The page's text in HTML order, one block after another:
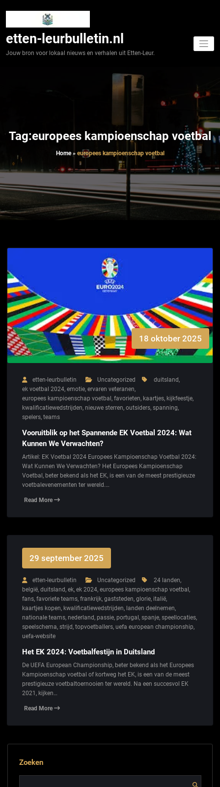
etten-leurbulletin.nl
Jouw bron voor lokaal nieuws en verhalen uit Etten-Leur.
Tag:europees kampioenschap voetbal
Home» europees kampioenschap voetbal
18 oktober 2025
etten-leurbulletin Uncategorized duitsland,
ek voetbal 2024, emotie, ervaren veteranen,
europees kampioenschap voetbal , favorieten, kaartjes, kijkfeestje,
kwalificatiewedstrijden, nieuwe sterren, outsiders, spanning,
spelers, teams
Vooruitblik op het Spannende EK Voetbal 2024: Wat
Kunnen We Verwachten?
Artikel: EK Voetbal 2024 Europees Kampioenschap Voetbal 2024:
Wat Kunnen We Verwachten? Het Europees Kampioenschap
Voetbal, beter bekend als het EK, is een van de meest prestigieuze
voetbalevenementen ter wereld.…
Read More
29 september 2025
etten-leurbulletin Uncategorized 24 landen,
belgië, duitsland, ek, ek 2024, europees kampioenschap voetbal ,
fans, favoriete teams, frankrijk, gaststeden, glorie, italië,
kaartjes kopen, kwalificatiewedstrijden, landen deelnemen,
nationale teams, nederland, passie, portugal , spanje, speellocaties,
speelschema, strijd, topvoetballers, uefa european championship,
uefa-website
Het EK 2024: Voetbalfestijn in Duitsland
De UEFA European Championship, beter bekend als het Europees
Kampioenschap voetbal of kortweg het EK, is een van de meest
prestigieuze voetbaltoernooien ter wereld. Na een succesvol EK
2021, kijken…
Read More
Zoeken